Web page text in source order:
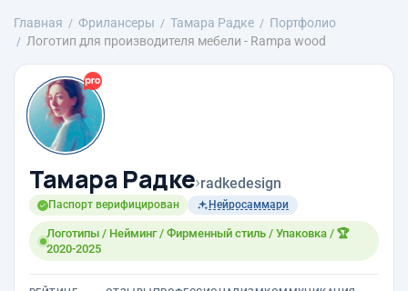
Главная Фрилансеры Тамара Радке
Портфолио
Логотип для производителя мебели - Rampa wood
Тамара Радке›radkedesign
Паспорт верифицирован Нейросаммари
Логотипы / Нейминг / Фирменный стиль / Упаковка / 🏆
2020-2025